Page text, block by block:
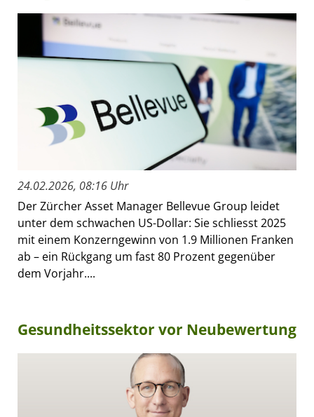
24.02.2026, 08:16 Uhr
Der Zürcher Asset Manager Bellevue Group leidet
unter dem schwachen US-Dollar: Sie schliesst 2025
mit einem Konzerngewinn von 1.9 Millionen Franken
ab – ein Rückgang um fast 80 Prozent gegenüber
dem Vorjahr....
Gesundheitssektor vor Neubewertung